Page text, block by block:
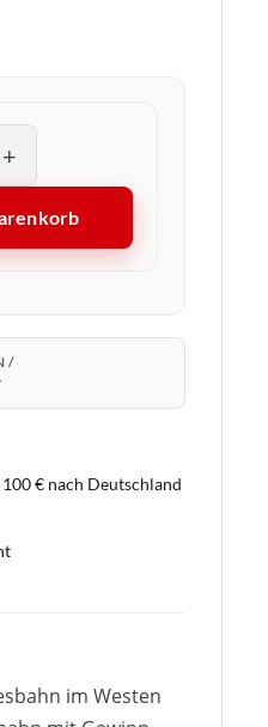
+
/
€ nach Deutschland
im Westen